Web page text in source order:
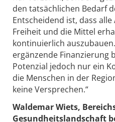
den tatsächlichen Bedarf
Entscheidend ist, dass
Freiheit und die Mittel
kontinuierlich
ergänzende Finanzierung
Potenzial jedoch nur ein
die Menschen in der
keine Versprechen.“
Waldemar Wiets,
Gesundheitslandschaft